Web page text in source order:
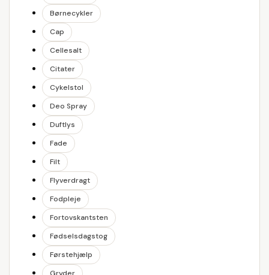
Børnecykler
Cap
Cellesalt
Citater
Cykelstol
Deo Spray
Duftlys
Fade
Filt
Flyverdragt
Fodpleje
Fortovskantsten
Fødselsdagstog
Førstehjælp